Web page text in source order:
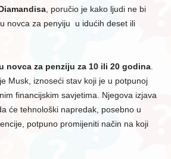
, poručio je kako ljudi ne bi
novca za penyiju u idućih deset ili
novca za penziju za 10 ili 20 godina
Musk, iznoseći stav koji je u potpunoj
financijskim savjetima. Njegova izjava
će tehnološki napredak, posebno u
potpuno promijeniti način na koji